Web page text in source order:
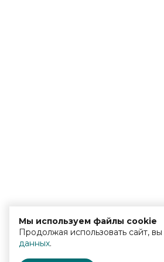
Мы используем файлы cookie
Продолжая использовать сайт,
данных.